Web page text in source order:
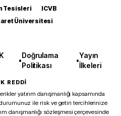
Tesisleri
ICVB
Üniversitesi
•
Doğrulama
Politikası
•
Yayın
İlkeleri
REDDİ
yatırım danışmanlığı kapsamında
durumunuz ile risk ve getiri tercihlerinize
danışmanlığı sözleşmesi çerçevesinde